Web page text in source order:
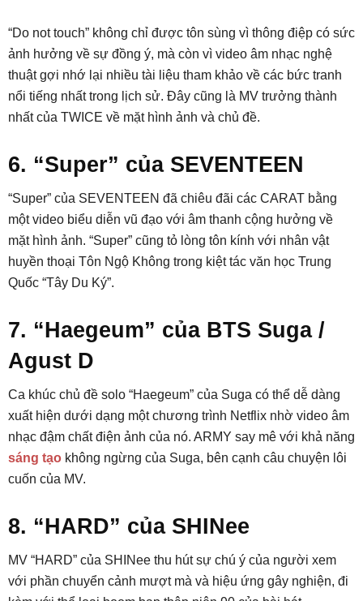
“Do not touch” không chỉ được tôn sùng vì thông điệp có sức
ảnh hưởng về sự đồng ý, mà còn vì video âm nhạc nghệ
thuật gợi nhớ lại nhiều tài liệu tham khảo về các bức tranh
nổi tiếng nhất trong lịch sử. Đây cũng là MV trưởng thành
nhất của TWICE về mặt hình ảnh và chủ đề.
6. “Super” của SEVENTEEN
“Super” của SEVENTEEN đã chiêu đãi các CARAT bằng
một video biểu diễn vũ đạo với âm thanh cộng hưởng về
mặt hình ảnh. “Super” cũng tỏ lòng tôn kính với nhân vật
huyền thoại Tôn Ngộ Không trong kiệt tác văn học Trung
Quốc “Tây Du Ký”.
7. “Haegeum” của BTS Suga /
Agust D
Ca khúc chủ đề solo “Haegeum” của Suga có thể dễ dàng
xuất hiện dưới dạng một chương trình Netflix nhờ video âm
nhạc đậm chất điện ảnh của nó. ARMY say mê với khả năng
sáng tạo không ngừng của Suga, bên cạnh câu chuyện lôi
cuốn của MV.
8. “HARD” của SHINee
MV “HARD” của SHINee thu hút sự chú ý của người xem
với phần chuyển cảnh mượt mà và hiệu ứng gây nghiện, đi